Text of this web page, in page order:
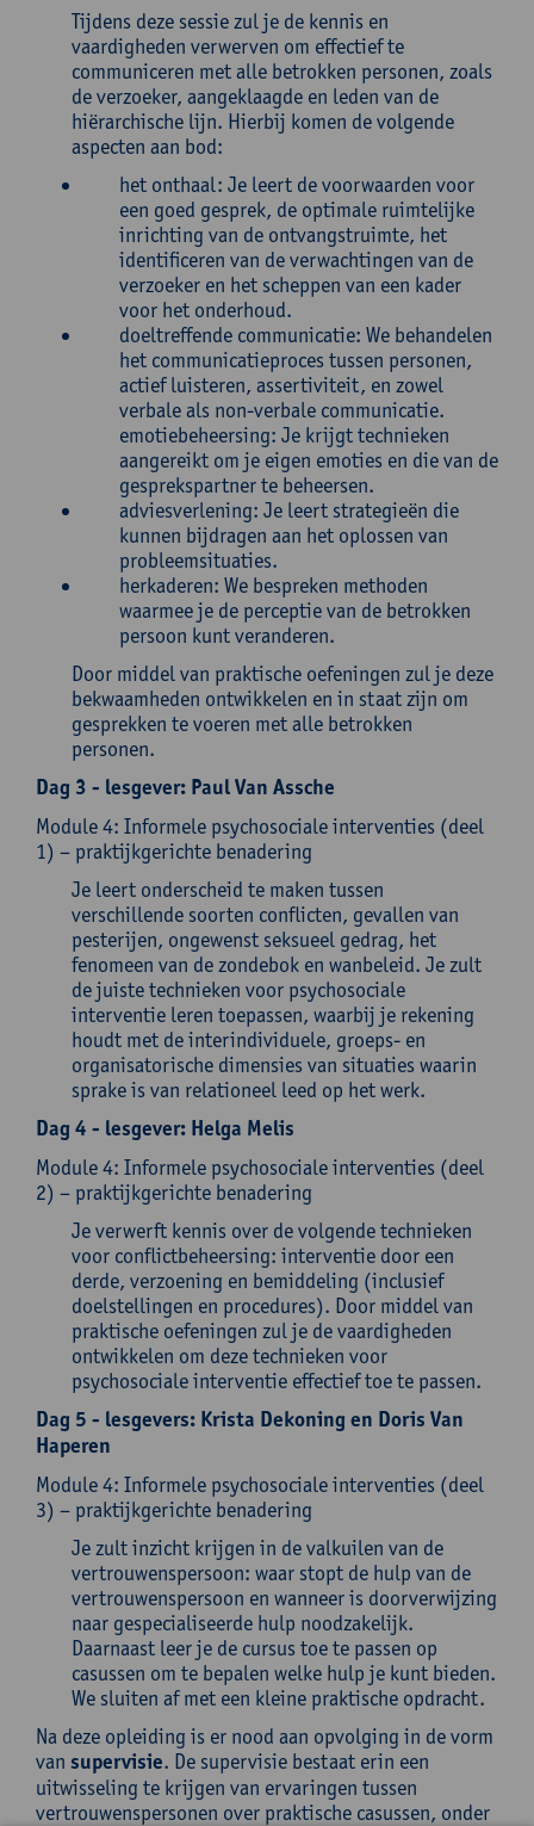
Tijdens deze sessie zul je de kennis en
vaardigheden verwerven om effectief te
communiceren met alle betrokken personen, zoals
de verzoeker, aangeklaagde en leden van de
hiërarchische lijn. Hierbij komen de volgende
aspecten aan bod:
het onthaal: Je leert de voorwaarden voor
een goed gesprek, de optimale ruimtelijke
inrichting van de ontvangstruimte, het
identificeren van de verwachtingen van de
verzoeker en het scheppen van een kader
voor het onderhoud.
doeltreffende communicatie: We behandelen
het communicatieproces tussen personen,
actief luisteren, assertiviteit, en zowel
verbale als non-verbale communicatie.
emotiebeheersing: Je krijgt technieken
aangereikt om je eigen emoties en die van de
gesprekspartner te beheersen.
adviesverlening: Je leert strategieën die
kunnen bijdragen aan het oplossen van
probleemsituaties.
herkaderen: We bespreken methoden
waarmee je de perceptie van de betrokken
persoon kunt veranderen.
Door middel van praktische oefeningen zul je deze
bekwaamheden ontwikkelen en in staat zijn om
gesprekken te voeren met alle betrokken
personen.
Dag 3 - lesgever: Paul Van Assche
Module 4: Informele psychosociale interventies (deel
1) – praktijkgerichte benadering
Je leert onderscheid te maken tussen
verschillende soorten conflicten, gevallen van
pesterijen, ongewenst seksueel gedrag, het
fenomeen van de zondebok en wanbeleid. Je zult
de juiste technieken voor psychosociale
interventie leren toepassen, waarbij je rekening
houdt met de interindividuele, groeps- en
organisatorische dimensies van situaties waarin
sprake is van relationeel leed op het werk.
Dag 4 - lesgever: Helga Melis
Module 4: Informele psychosociale interventies (deel
2) – praktijkgerichte benadering
Je verwerft kennis over de volgende technieken
voor conflictbeheersing: interventie door een
derde, verzoening en bemiddeling (inclusief
doelstellingen en procedures). Door middel van
praktische oefeningen zul je de vaardigheden
ontwikkelen om deze technieken voor
psychosociale interventie effectief toe te passen.
Dag 5 - lesgevers: Krista Dekoning en Doris Van
Haperen
Module 4: Informele psychosociale interventies (deel
3) – praktijkgerichte benadering
Je zult inzicht krijgen in de valkuilen van de
vertrouwenspersoon: waar stopt de hulp van de
vertrouwenspersoon en wanneer is doorverwijzing
naar gespecialiseerde hulp noodzakelijk.
Daarnaast leer je de cursus toe te passen op
casussen om te bepalen welke hulp je kunt bieden.
We sluiten af met een kleine praktische opdracht.
Na deze opleiding is er nood aan opvolging in de vorm
van supervisie. De supervisie bestaat erin een
uitwisseling te krijgen van ervaringen tussen
vertrouwenspersonen over praktische casussen, onder